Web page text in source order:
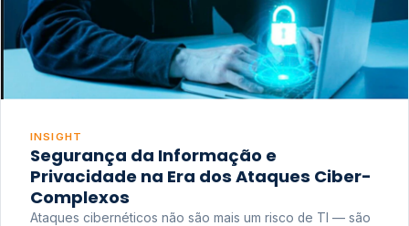
INSIGHT
Segurança da Informação e
Privacidade na Era dos Ataques Ciber-
Complexos
Ataques cibernéticos não são mais um risco de TI — são